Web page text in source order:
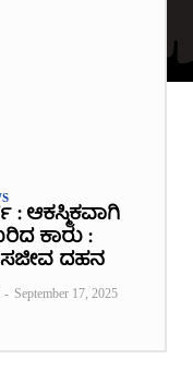
: ಆಕಸ್ಮಿಕವಾಗಿ
ಕಾರು :
ದಹನ
- September 17, 2025